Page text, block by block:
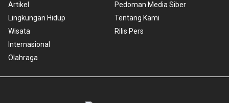
Artikel
Lingkungan Hidup
Wisata
Internasional
Olahraga
Pedoman Media Siber
Tentang Kami
Rilis Pers